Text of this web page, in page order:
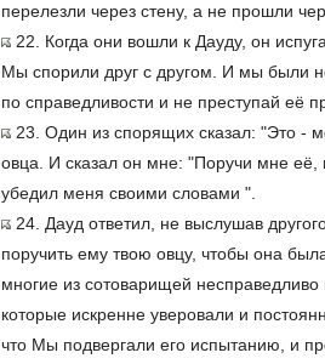
перелезли через стену, а не прошли
22. Когда они вошли к Дауду, он
Мы спорили друг с другом. И мы были
по справедливости и не преступай её
23. Один из спорящих сказал: "Это -
овца. И сказал он мне: "Поручи мне её,
убедил меня своими словами ".
24. Дауд ответил, не выслушав
поручить ему твою овцу, чтобы она
многие из сотоварищей несправедливо
которые искренне уверовали и
что Мы подвергали его испытанию, и